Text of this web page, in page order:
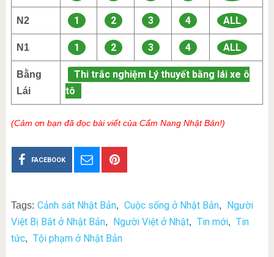
N2 1 2 3 4 ALL
N1 1 2 3 4 ALL
Bằng
Lái
Thi trắc nghiệm Lý thuyết bằng lái xe ô
tô
(Cảm ơn bạn đã đọc bài viết của Cẩm Nang Nhật Bản!)
FACEBOOK
Tags: Cảnh sát Nhật Bản, Cuộc sống ở Nhật Bản,
Người
Việt Bị Bắt ở Nhật Bản, Người Việt ở Nhật, Tin mới, Tin
tức, Tội phạm ở Nhật Bản